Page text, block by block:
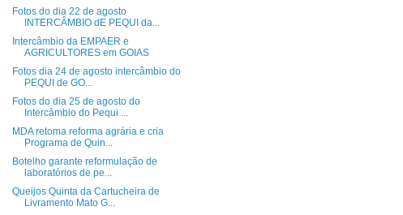
Fotos do dia 22 de agosto
INTERCÂMBIO dE PEQUI da...
Intercâmbio da EMPAER e
AGRICULTORES em GOIAS
Fotos dia 24 de agosto intercâmbio do
PEQUI de GO...
Fotos do dia 25 de agosto do
Intercâmbio do Pequi ...
MDA retoma reforma agrária e cria
Programa de Quin...
Botelho garante reformulação de
laboratórios de pe...
Queijos Quinta da Cartucheira de
Livramento Mato G...